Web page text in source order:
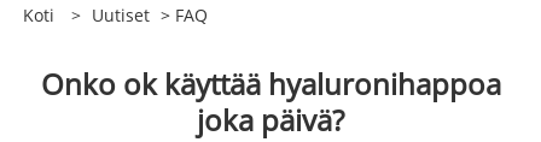
Koti > Uutiset > FAQ
Onko ok käyttää hyaluronihappoa
joka päivä?